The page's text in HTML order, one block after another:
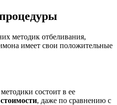
методик отбеливания,
имеет свои положительные
состоит в ее
, даже по сравнению с